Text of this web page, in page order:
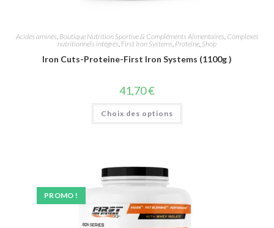
Acides aminés, Boutique Nutrition Sportive & Compléments Alimentaires, Complexes
nutritionnels intégrés, First Iron Systems, Proteine, Shop
Iron Cuts-Proteine-First Iron Systems (1100g )
41,70€
Choix des options
PROMO !